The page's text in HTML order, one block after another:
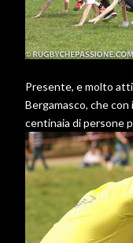
Presente, e molto
Bergamasco, che
centinaia di persone